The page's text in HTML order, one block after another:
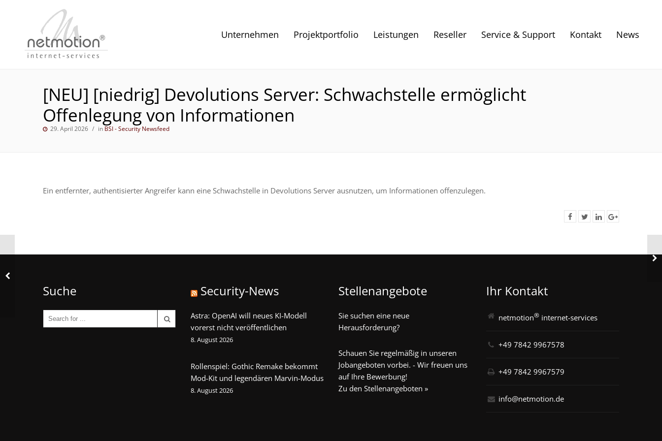
Unternehmen Projektportfolio Leistungen Reseller Service & Support Kontakt News
[NEU] [niedrig] Devolutions Server: Schwachstelle ermöglicht
Offenlegung von Informationen
29. April 2026 in BSI - Security Newsfeed
Ein entfernter, authentisierter Angreifer kann eine Schwachstelle in Devolutions Server ausnutzen, um Informationen offenzulegen.
Suche Security-News
Astra: OpenAI will neues KI-Modell
vorerst nicht veröffentlichen
8. August 2026
Rollenspiel: Gothic Remake bekommt
Mod-Kit und legendären Marvin-Modus
8. August 2026
Stellenangebote
Sie suchen eine neue
Herausforderung?
Schauen Sie regelmäßig in unseren
Jobangeboten vorbei. - Wir freuen uns
auf Ihre Bewerbung!
Zu den Stellenangeboten »
Ihr Kontakt
netmotion® internet-services
+49 7842 9967578
+49 7842 9967579
info@netmotion.de